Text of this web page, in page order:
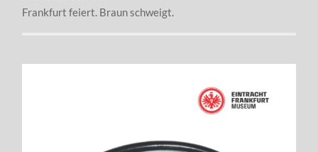
Frankfurt feiert. Braun schweigt.